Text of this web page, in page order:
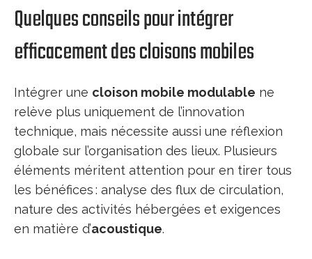
Quelques conseils pour intégrer
efficacement des cloisons mobiles
Intégrer une cloison mobile modulable ne
relève plus uniquement de l’innovation
technique, mais nécessite aussi une réflexion
globale sur l’organisation des lieux. Plusieurs
éléments méritent attention pour en tirer tous
les bénéfices : analyse des flux de circulation,
nature des activités hébergées et exigences
en matière d’acoustique.